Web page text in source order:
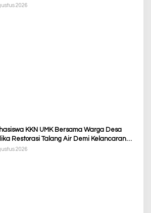
& Penguatan Kapasitas Karang
2026
KKN UMK Bersama Warga Desa
Restorasi Talang Air Demi Kelancaran
Sawah
2026